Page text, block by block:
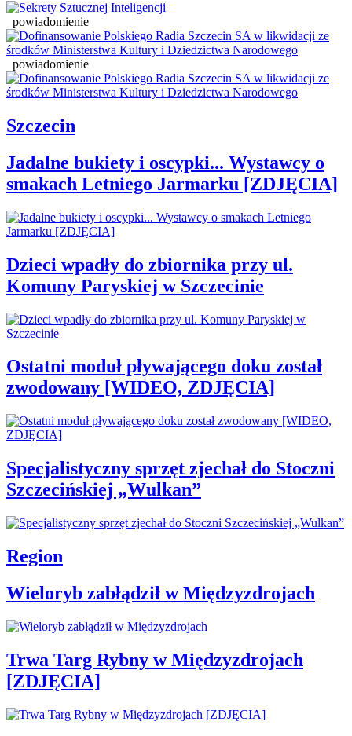
powiadomienie
powiadomienie
Szczecin
Jadalne bukiety i oscypki... Wystawcy o
smakach Letniego Jarmarku [ZDJĘCIA]
Dzieci wpadły do zbiornika przy ul.
Komuny Paryskiej w Szczecinie
Ostatni moduł pływającego doku został
zwodowany [WIDEO, ZDJĘCIA]
Specjalistyczny sprzęt zjechał do Stoczni
Szczecińskiej „Wulkan”
Region
Wieloryb zabłądził w Międzyzdrojach
Trwa Targ Rybny w Międzyzdrojach
[ZDJĘCIA]